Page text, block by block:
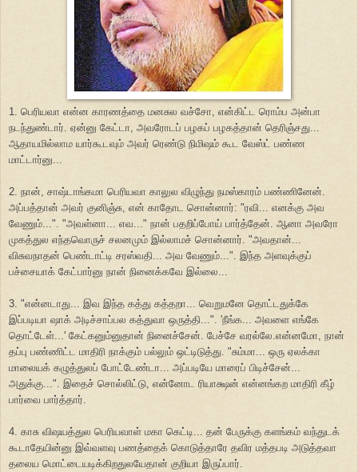
1. பெரியவா என்ன காரணத்தை மனசுல வச்சோ, என்கிட்ட ரொம்ப அன்பா
நடந்துண்டார். ஏன்னு கேட்டா, அவரோடப் பழகப் பழகத்தான் தெரிஞ்சது...
ஆதாயமில்லாம யார்கூடவும் அவர் ரெண்டு நிமிஷம் கூட வேஸ்ட் பண்ண
மாட்டார்னு...
2. நான், சாஷ்டாங்கமா பெரியவா காலுல விழுந்து நமஸ்காரம் பண்ணினேன்.
அப்பத்தான் அவர் குனிஞ்சு, என் காதோட சொன்னார்: "ரவி... எனக்கு அவ
வேணும்...". "அவள்னா... எவ..." நான் பதறிப்போய் பார்த்தேன். ஆனா அவரோ
முகத்துல எந்தவொருச் சலனமும் இல்லாமச் சொன்னார். "அவதான்...
விசுவநாதன் பெண்டாட்டி சரஸ்வதி... அவ வேணும்...". இந்த அளவுக்குப்
பச்சையாக் கேட்பார்னு நான் நினைக்கவே இல்லை...
3. "என்னடாது... இவ இந்த கத்து கத்தறா... வெறுமனே தொட்டதுக்கே
இப்படியா ஷாக் அடிச்சாப்பல கத்துவா ஒருத்தி...". 'நீங்க... அவளை எங்கே
தொட்டேள்...' கேட்கனும்னுதான் நினைச்சேன். பேச்சே வரல்லே.என்னமோ, நான்
தப்பு பண்ணிட்ட மாதிரி நாக்கும் பல்லும் ஒட்டிடுத்து. "சும்மா... ஒரு ஏலக்கா
மாலையக் கழுத்துலப் போட்டேண்டா... அப்படியே மாரைப் பிடிச்சேன்...
அதுக்கு...". இதைச் சொல்லிட்டு, என்னோட ரியாக்ஷன் என்னங்கற மாதிரி கீழ்
பார்வை பார்த்தார்.
4. காசு விஷயத்துல பெரியவாள் மகா கெட்டி... தன் பேருக்கு களங்கம் வந்துடக்
கூடாதேயின்னு இவ்வளவு பணத்தைக் கொடுத்தாரே தவிர மத்தபடி அடுத்தவா
தலைய மொட்டையடிக்கிறதுலயேதான் குறியா இருப்பார்.